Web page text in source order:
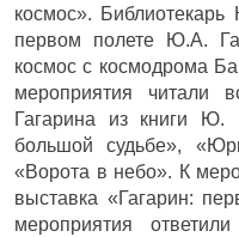
космос».
первом полете Ю.А.
космос с космодрома
мероприятия
Гагарина из книги Ю.
большой судьбе»,
«Ворота в небо». К
выставка «Гагарин:
мероприятия